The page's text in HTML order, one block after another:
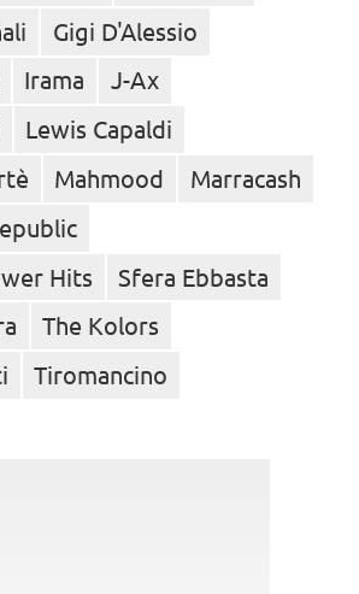
Gigi D'Alessio
Irama
J-Ax
Lewis Capaldi
Mahmood
Marracash
Hits
Sfera Ebbasta
The Kolors
Tiromancino